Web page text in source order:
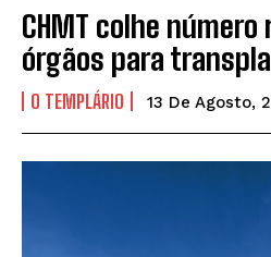
CHMT colhe número
órgãos para
O TEMPLÁRIO 13 De Agosto,